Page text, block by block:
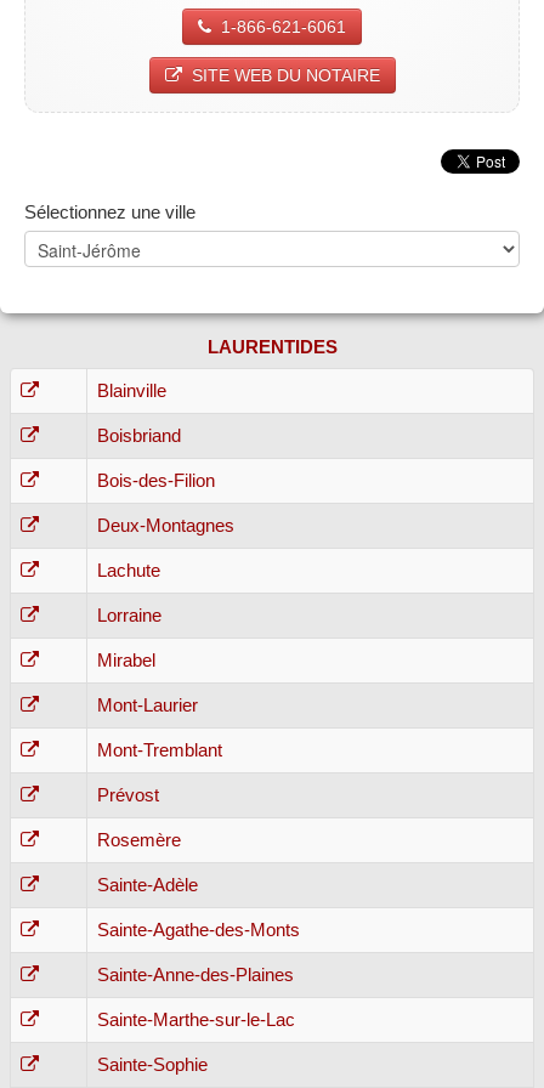
1-866-621-6061
SITE WEB DU NOTAIRE
Sélectionnez une ville
LAURENTIDES
Blainville
Boisbriand
Bois-des-Filion
Deux-Montagnes
Lachute
Lorraine
Mirabel
Mont-Laurier
Mont-Tremblant
Prévost
Rosemère
Sainte-Adèle
Sainte-Agathe-des-Monts
Sainte-Anne-des-Plaines
Sainte-Marthe-sur-le-Lac
Sainte-Sophie